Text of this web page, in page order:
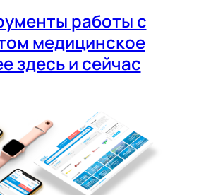
работы с
медицинское
здесь и сейчас